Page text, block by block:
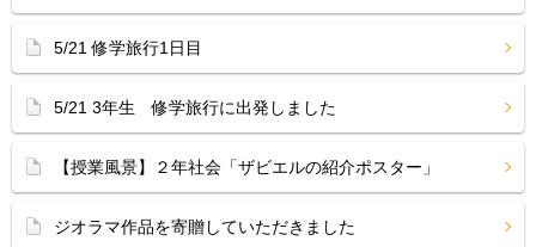
5/21 修学旅行1日目
5/21 3年生 修学旅行に出発しました
【授業風景】２年社会「ザビエルの紹介ポスター」
ジオラマ作品を寄贈していただきました